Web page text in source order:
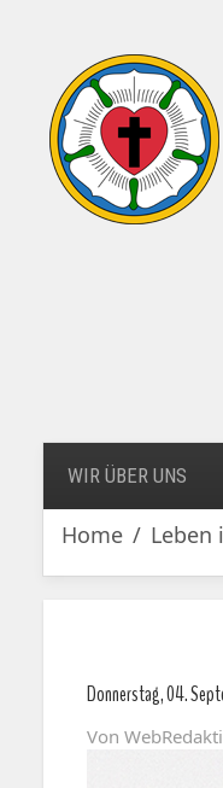
WIR ÜBER UNS
Home Leben
Donnerstag, 04.
Von